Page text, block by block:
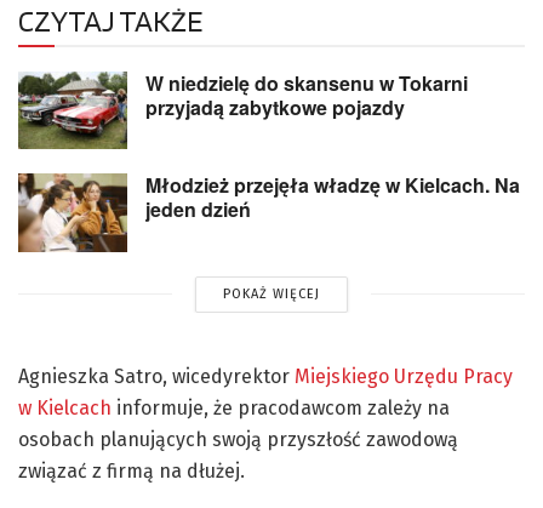
CZYTAJ TAKŻE
W niedzielę do skansenu w Tokarni
przyjadą zabytkowe pojazdy
Młodzież przejęła władzę w Kielcach. Na
jeden dzień
POKAŻ WIĘCEJ
Agnieszka Satro, wicedyrektor Miejskiego Urzędu Pracy
w Kielcach informuje, że pracodawcom zależy na
osobach planujących swoją przyszłość zawodową
związać z firmą na dłużej.